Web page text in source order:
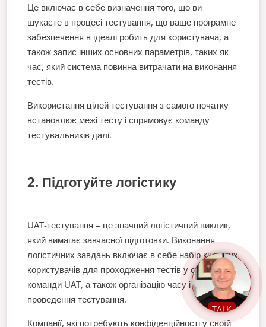
Це включає в себе визначення того, що ви
шукаєте в процесі тестування, що ваше програмне
забезпечення в ідеалі робить для користувача, а
також запис інших основних параметрів, таких як
час, який система повинна витрачати на виконання
тестів.
Використання цілей тестування з самого початку
встановлює межі тесту і спрямовує команду
тестувальників далі.
2. Підготуйте логістику
UAT-тестування – це значний логістичний виклик,
який вимагає завчасної підготовки. Виконання
логістичних завдань включає в себе набір кінцевих
користувачів для проходження тестів у складі
команди UAT, а також організацію часу і місця
проведення тестування.
Компанії, які потребують конфіденційності у своїй
TALK